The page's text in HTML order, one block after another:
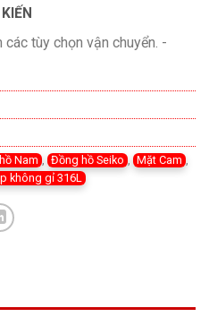
tùy chọn vận chuyển. -
Nam Đồng hồ Seiko Mặt Cam
không gỉ 316L